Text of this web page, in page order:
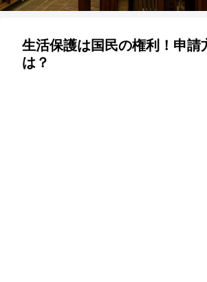
生活保護は国民の権利！申請
は？